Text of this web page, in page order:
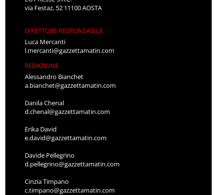
via Festaz, 52 11100 AOSTA
DIRETTORE RESPONSABILE
Luca Mercanti
l.mercanti@gazzettamatin.com
REDAZIONE
Alessandro Bianchet
a.bianchet@gazzettamatin.com
Danila Chenal
d.chenal@gazzettamatin.com
Erika David
e.david@gazzettamatin.com
Davide Pellegrino
d.pellegrino@gazzettamatin.com
Cinzia Timpano
c.timpano@gazzettamatin.com